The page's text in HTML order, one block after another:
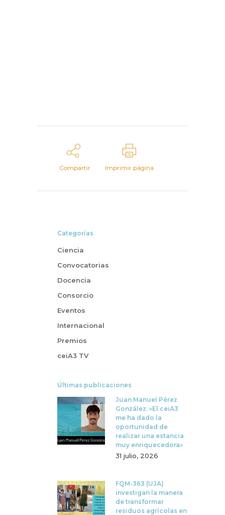
Compartir Imprimir página
Categorías
Ciencia
Convocatorias
Docencia
Consorcio
Eventos
Internacional
Premios
ceiA3 TV
Últimas publicaciones
Juan Manuel Pérez
González: «El ceiA3
me ha dado la
oportunidad de
realizar una estancia
muy enriquecedora»
31 julio, 2026
FQM-363 (UJA)
investigan la manera
de transformar
residuos agrícolas en